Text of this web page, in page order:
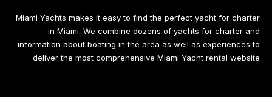
Miami Yachts makes it easy to find the perfect yacht for charter
in Miami. We combine dozens of yachts for charter and
information about boating in the area as well as experiences to
deliver the most comprehensive Miami Yacht rental website.